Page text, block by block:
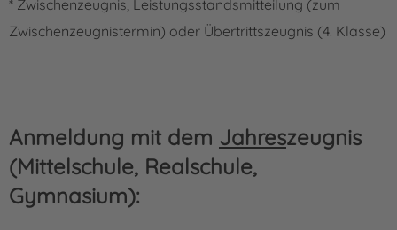
* Zwischenzeugnis, Leistungsstandsmitteilung (zum
Zwischenzeugnistermin) oder Übertrittszeugnis (4. Klasse)
Anmeldung mit dem Jahreszeugnis
(Mittelschule, Realschule,
Gymnasium):